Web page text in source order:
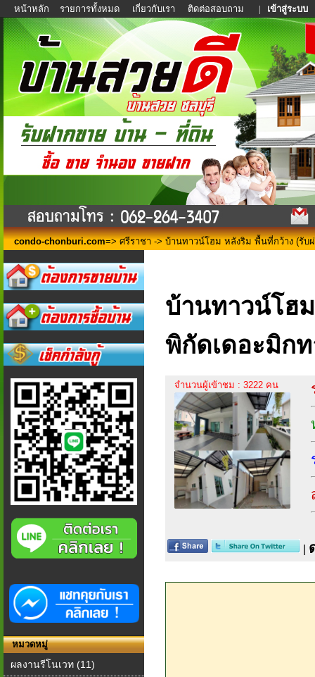
หน้าหลัก รายการทั้งหมด เกี่ยวกับเรา ติดต่อสอบถาม | เข้าสู่ระบบ
condo-chonburi.com=> ศรีราชา -> บ้านทาวน์โฮม หลังริม พื้นที่กว้าง (รับ
หมวดหมู่
ผลงานรีโนเวท (11)
บ้านทาวน์โฮ
พิกัดเดอะมิก
จำนวนผู้เข้าชม : 3222 คน